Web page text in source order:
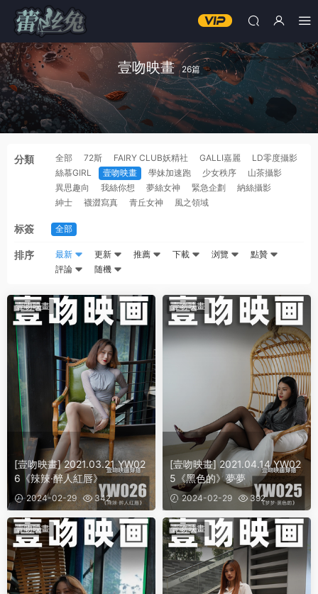
壹吻映畫 26篇
分類 全部 72斯 FAIRY CLUB妖精社 GALLI嘉麗
LD零度攝影
絲慕GIRL
壹吻映畫 學妹加速跑 少女秩序
山茶攝影
異思趣向
我絲你想 夢絲女神 緊急企劃
納絲攝影
紳士
襪澀寫真 青丘女神 風之領域
标簽 全部
排序 最新 更新 推薦 下載 浏覽
點贊
評論
随機
壹吻映畫
[壹吻映畫] 2021.03.21 YW02
6《辣辣·醉人紅唇》
2024-02-29 342
壹吻映畫
[壹吻映畫] 2021.04.14 YW02
5《黑色的》夢夢
2024-02-29 392
壹吻映畫 壹吻映畫